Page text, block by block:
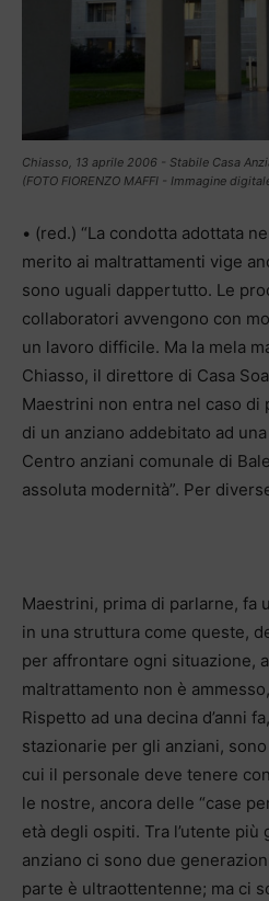
Chiasso, 13 aprile 2006 - Stabile Casa
(FOTO FIORENZO MAFFI - Immagine
• (red.) “La condotta adottata
merito ai maltrattamenti vige
sono uguali dappertutto. Le
collaboratori avvengono con
un lavoro difficile. Ma la mela
Chiasso, il direttore di Casa
Maestrini non entra nel caso di
di un anziano addebitato ad
Centro anziani comunale di
assoluta modernità”. Per
Maestrini, prima di parlarne, fa
in una struttura come queste,
per affrontare ogni situazione,
maltrattamento non è
Rispetto ad una decina d’anni
stazionarie per gli anziani,
cui il personale deve tenere
le nostre, ancora delle “case
età degli ospiti. Tra l’utente più
anziano ci sono due
parte è ultraottentenne; ma ci